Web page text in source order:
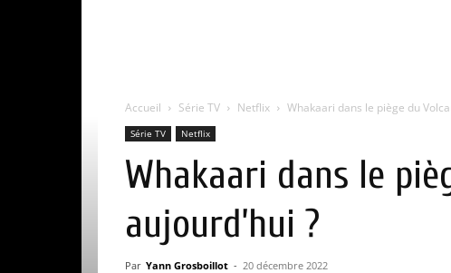
Accueil Série TV Netflix Whakaari dans le piège du
Série TV Netflix
Whakaari dans le
aujourd’hui ?
Par Yann Grosboillot - 20 décembre 2022